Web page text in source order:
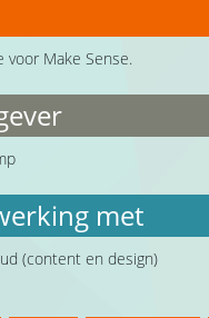
voor Make Sense.
met
(content en design)